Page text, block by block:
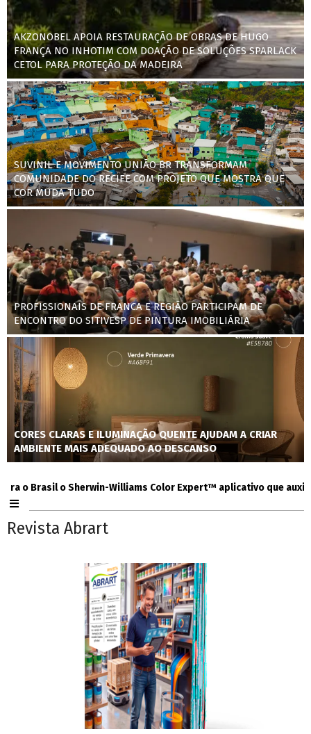
AKZONOBEL APOIA RESTAURAÇÃO DE OBRAS DE HUGO
FRANÇA NO INHOTIM COM DOAÇÃO DE SOLUÇÕES SPARLACK
CETOL PARA PROTEÇÃO DA MADEIRA
SUVINIL E MOVIMENTO UNIÃO BR TRANSFORMAM
COMUNIDADE DO RECIFE COM PROJETO QUE MOSTRA QUE
COR MUDA TUDO
PROFISSIONAIS DE FRANCA E REGIÃO PARTICIPAM DE
ENCONTRO DO SITIVESP DE PINTURA IMOBILIÁRIA
CORES CLARAS E ILUMINAÇÃO QUENTE AJUDAM A CRIAR
AMBIENTE MAIS ADEQUADO AO DESCANSO
o Sherwin-Williams Color Expert™ aplicativo que auxilia
Revista Abrart